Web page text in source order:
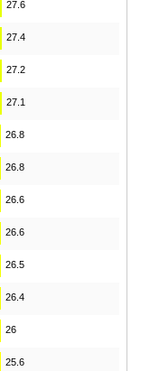
27.6
27.4
27.2
27.1
26.8
26.8
26.6
26.6
26.5
26.4
26
25.6